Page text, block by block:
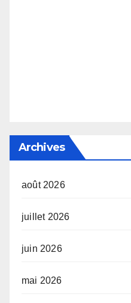
Archives
août 2026
juillet 2026
juin 2026
mai 2026